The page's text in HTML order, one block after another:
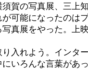
の写真展、三上
可能になったのは
展をやった。上
れよう。インタ
いろんな言葉があ